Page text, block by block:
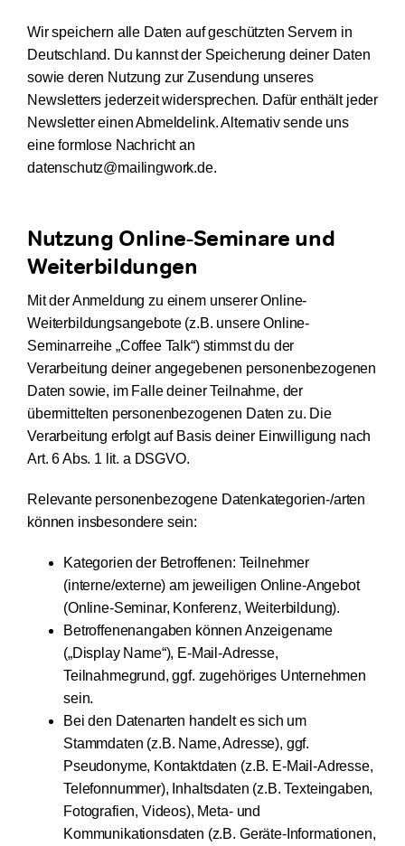
Wir speichern alle Daten auf geschützten Servern in
Deutschland. Du kannst der Speicherung deiner Daten
sowie deren Nutzung zur Zusendung unseres
Newsletters jederzeit widersprechen. Dafür enthält jeder
Newsletter einen Abmeldelink. Alternativ sende uns
eine formlose Nachricht an
datenschutz@mailingwork.de.
Nutzung Online-Seminare und
Weiterbildungen
Mit der Anmeldung zu einem unserer Online-
Weiterbildungsangebote (z.B. unsere Online-
Seminarreihe „Coffee Talk“) stimmst du der
Verarbeitung deiner angegebenen personenbezogenen
Daten sowie, im Falle deiner Teilnahme, der
übermittelten personenbezogenen Daten zu. Die
Verarbeitung erfolgt auf Basis deiner Einwilligung nach
Art. 6 Abs. 1 lit. a DSGVO.
Relevante personenbezogene Datenkategorien-/arten
können insbesondere sein:
Kategorien der Betroffenen: Teilnehmer
(interne/externe) am jeweiligen Online-Angebot
(Online-Seminar, Konferenz, Weiterbildung).
Betroffenenangaben können Anzeigename
(„Display Name“), E-Mail-Adresse,
Teilnahmegrund, ggf. zugehöriges Unternehmen
sein.
Bei den Datenarten handelt es sich um
Stammdaten (z.B. Name, Adresse), ggf.
Pseudonyme, Kontaktdaten (z.B. E-Mail-Adresse,
Telefonnummer), Inhaltsdaten (z.B. Texteingaben,
Fotografien, Videos), Meta- und
Kommunikationsdaten (z.B. Geräte-Informationen,